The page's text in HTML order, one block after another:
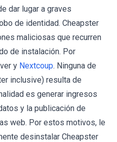
dar lugar a graves
de identidad. Cheapster
maliciosas que recurren
de instalación. Por
y Nextcoup. Ninguna de
inclusive) resulta de
es generar ingresos
y la publicación de
web. Por estos motivos, le
desinstalar Cheapster